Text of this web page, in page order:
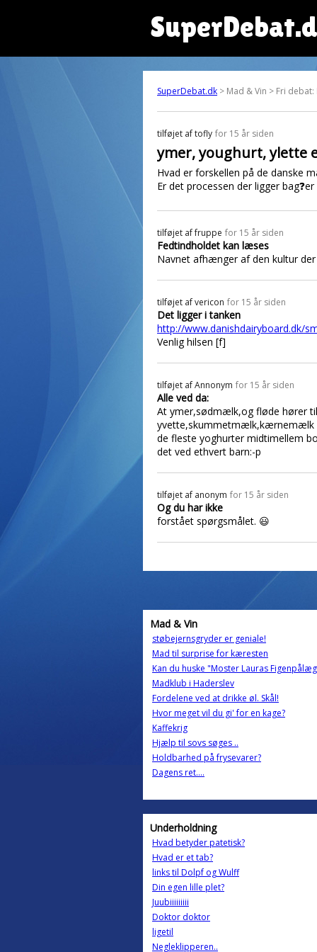
SuperDebat.dk > Mad & Vin > Fri debat:
tilføjet aftofly for 15 år siden
ymer, youghurt, ylette
Hvad er forskellen på de danske
Er det processen der ligger
tilføjet affruppe for 15 år siden
Fedtindholdet kan læses
Navnet afhænger af den kultur
tilføjet afvericon for 15 år siden
Det ligger i tanken
http://www.danishdairyboard.dk/
Venlig hilsen [f]
tilføjet afAnnonym for 15 år siden
Alle ved da:
At ymer,sødmælk,og fløde hører
yvette,skummetmælk,kærnemælk
de fleste yoghurter midtimellem
det ved ethvert barn:-p
tilføjet af anonym for 15 år siden
Og du har ikke
forstået spørgsmålet. 😃
Mad & Vin
støbejernsgryder er geniale!
Mad til surprise for kæresten
Kan du huske "Moster Lauras
Madklub i Haderslev
Fordelene ved at drikke øl. Skål!
Hvor meget vil du gi' for en kage?
Kaffekrig
Hjælp til sovs søges ..
Holdbarhed på frysevarer?
Dagens ret....
Underholdning
Hvad betyder patetisk?
Hvad er et tab?
links til Dolpf og Wulff
Din egen lille plet?
Juubiiiiiiiii
Doktor doktor
ligetil
Negleklipperen..